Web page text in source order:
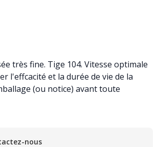
très fine. Tige 104. Vitesse optimale
l'effcacité et la durée de vie de la
(ou notice) avant toute
nous